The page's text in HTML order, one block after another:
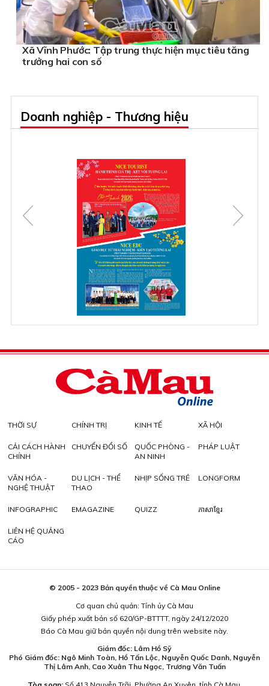
Xã Vĩnh Phước: Tập trung thực hiện mục tiêu tăng
trưởng hai con số
Doanh nghiệp - Thương hiệu
THỜI SỰ CHÍNH TRỊ KINH TẾ XÃ HỘI
CẢI CÁCH HÀNH
CHÍNH
CHUYỂN ĐỔI SỐ
QUỐC PHÒNG -
AN NINH
PHÁP LUẬT
VĂN HÓA -
NGHỆ THUẬT
DU LỊCH - THỂ
THAO
NHỊP SỐNG TRẺ LONGFORM
INFOGRAPHIC EMAGAZINE QUIZZ ភាសាខ្មែរ
LIÊN HỆ QUẢNG
CÁO
© 2005 - 2023 Bản quyền thuộc về Cà Mau Online
Cơ quan chủ quản: Tỉnh ủy Cà Mau
Giấy phép xuất bản số 620/GP-BTTTT, ngày 24/12/2020
Báo Cà Mau giữ bản quyền nội dung trên website này.
Giám đốc: Lâm Hồ Sỹ
Phó Giám đốc: Ngô Minh Toàn, Hồ Tấn Lộc, Nguyễn Quốc Danh, Nguyễn
Thị Lâm Anh, Cao Xuân Thu Ngọc, Trương Văn Tuấn